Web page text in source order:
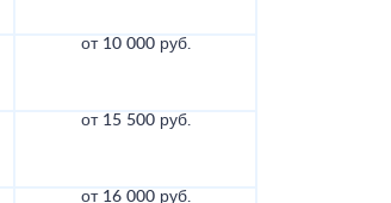
от 10 000 руб.
от 15 500 руб.
от 16 000 руб.